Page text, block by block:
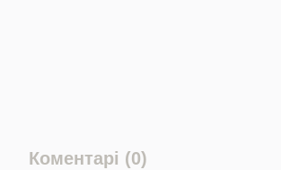
Коментарі (0)